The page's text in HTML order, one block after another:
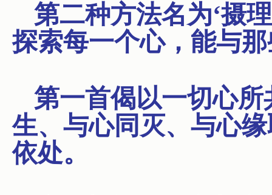
第二种方法名为‘摄
探索每一个心，能与
第一首偈以一切心
生、与心同灭、与心
依处。